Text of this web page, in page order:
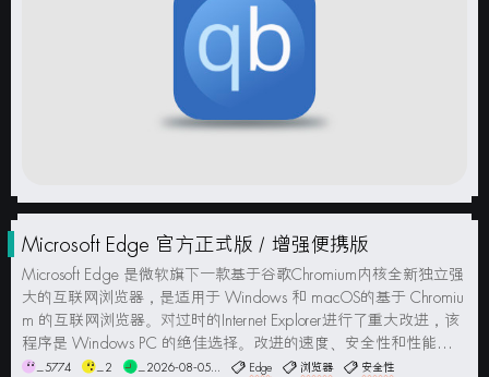
Microsoft Edge 官方正式版 / 增强便携版
Microsoft Edge 是微软旗下一款基于谷歌Chromium内核全新独立强
大的互联网浏览器，是适用于 Windows 和 macOS的基于 Chromiu
m 的互联网浏览器。对过时的Internet Explorer进行了重大改进，该
程序是 Windows PC 的绝佳选择。改进的速度、安全性和性能使
Microsoft Edge 在全球用...
_5774 _2 _2026-08-05... Edge 浏览器 安全性